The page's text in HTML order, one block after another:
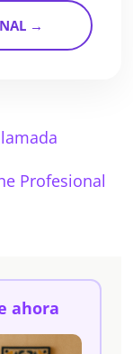
→
Profesional
ahora